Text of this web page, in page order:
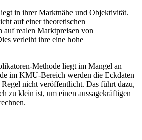
in ihrer Marktnähe und Objektivität.
auf einer theoretischen
auf realen Marktpreisen von
verleiht ihre eine hohe
Methode liegt im Mangel an
im KMU-Bereich werden die Eckdaten
nicht veröffentlicht. Das führt dazu,
zu klein ist, um einen aussagekräftigen